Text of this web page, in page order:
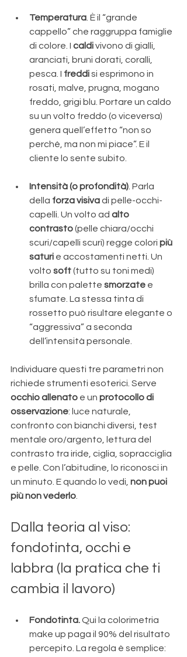
Temperatura. È il “grande
cappello” che raggruppa famiglie
di colore. I caldi vivono di gialli,
aranciati, bruni dorati, coralli,
pesca. I freddi si esprimono in
rosati, malve, prugna, mogano
freddo, grigi blu. Portare un caldo
su un volto freddo (o viceversa)
genera quell’effetto “non so
perché, ma non mi piace”. E il
cliente lo sente subito.
Intensità (o profondità). Parla
della forza visiva di pelle-occhi-
capelli. Un volto ad alto
contrasto (pelle chiara/occhi
scuri/capelli scuri) regge colori più
saturi e accostamenti netti. Un
volto soft (tutto su toni medi)
brilla con palette smorzate e
sfumate. La stessa tinta di
rossetto può risultare elegante o
“aggressiva” a seconda
dell’intensità personale.
Individuare questi tre parametri non
richiede strumenti esoterici. Serve
occhio allenato e un protocollo di
osservazione: luce naturale,
confronto con bianchi diversi, test
mentale oro/argento, lettura del
contrasto tra iride, ciglia, sopracciglia
e pelle. Con l’abitudine, lo riconosci in
un minuto. E quando lo vedi, non puoi
più non vederlo.
Dalla teoria al viso:
fondotinta, occhi e
labbra (la pratica che ti
cambia il lavoro)
Fondotinta. Qui la colorimetria
make up paga il 90% del risultato
percepito. La regola è semplice: